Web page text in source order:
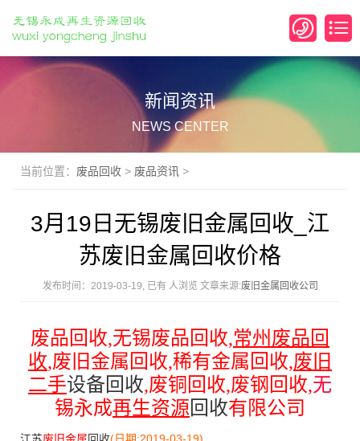
新闻资讯
NEWS CENTER
当前位置： 废品回收 > 废品资讯 >
3月19日无锡废旧金属回收_江
苏废旧金属回收价格
发布时间：2019-03-19, 已有 人浏览 文章来源:废旧金属回收公司
废品回收,无锡废品回收,常州 废品回
收,废旧金属回收,稀有金属回收,废旧
二手设备回收,废铜回收,废钢回收,无
锡永成再生资源 回收有限公司